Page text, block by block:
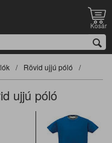
Kosár
Rövid ujjú póló
ujjú póló